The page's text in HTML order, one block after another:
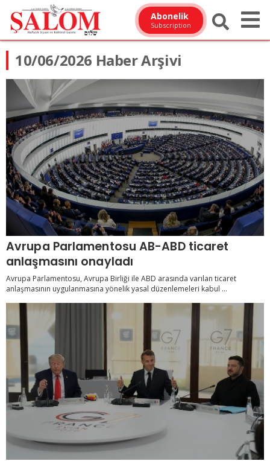
Abonelik
Subscription
10/06/2026 Haber Arşivi
Avrupa Parlamentosu AB-ABD ticaret
anlaşmasını onayladı
Avrupa Parlamentosu, Avrupa Birliği ile ABD arasında varılan ticaret
anlaşmasının uygulanmasına yönelik yasal düzenlemeleri kabul ...